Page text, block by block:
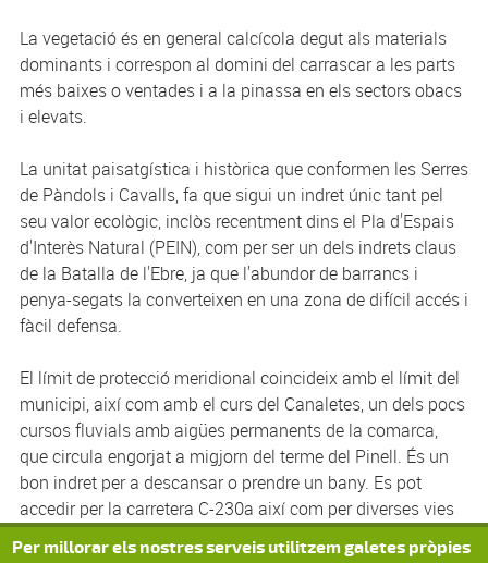
La vegetació és en general calcícola degut als materials
dominants i correspon al domini del carrascar a les parts
més baixes o ventades i a la pinassa en els sectors obacs
i elevats.
La unitat paisatgística i històrica que conformen les Serres
de Pàndols i Cavalls, fa que sigui un indret únic tant pel
seu valor ecològic, inclòs recentment dins el Pla d'Espais
d'Interès Natural (PEIN), com per ser un dels indrets claus
de la Batalla de l'Ebre, ja que l'abundor de barrancs i
penya-segats la converteixen en una zona de difícil accés i
fàcil defensa.
El límit de protecció meridional coincideix amb el límit del
municipi, així com amb el curs del Canaletes, un dels pocs
cursos fluvials amb aigües permanents de la comarca,
que circula engorjat a migjorn del terme del Pinell. És un
bon indret per a descansar o prendre un bany. Es pot
accedir per la carretera C-230a així com per diverses vies
del municipi, especialment, per la cuidada via verda de la
Per millorar els nostres serveis utilitzem galetes pròpies